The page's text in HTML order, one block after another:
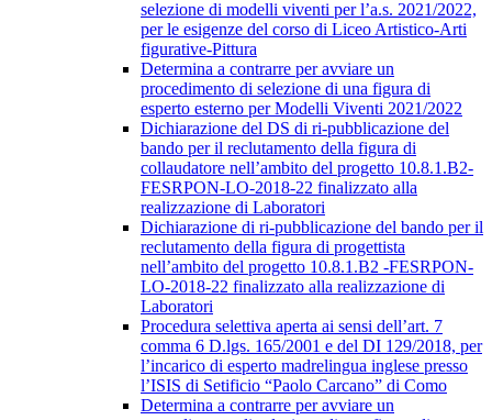
selezione di modelli viventi per l’a.s. 2021/2022,
per le esigenze del corso di Liceo Artistico-Arti
figurative-Pittura
Determina a contrarre per avviare un
procedimento di selezione di una figura di
esperto esterno per Modelli Viventi 2021/2022
Dichiarazione del DS di ri-pubblicazione del
bando per il reclutamento della figura di
collaudatore nell’ambito del progetto 10.8.1.B2-
FESRPON-LO-2018-22 finalizzato alla
realizzazione di Laboratori
Dichiarazione di ri-pubblicazione del bando per il
reclutamento della figura di progettista
nell’ambito del progetto 10.8.1.B2 -FESRPON-
LO-2018-22 finalizzato alla realizzazione di
Laboratori
Procedura selettiva aperta ai sensi dell’art. 7
comma 6 D.lgs. 165/2001 e del DI 129/2018, per
l’incarico di esperto madrelingua inglese presso
l’ISIS di Setificio “Paolo Carcano” di Como
Determina a contrarre per avviare un